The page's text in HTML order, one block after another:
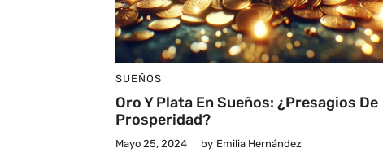
SUEÑOS
Oro Y Plata En Sueños: ¿presagios De
Prosperidad?
Mayo 25, 2024 by Emilia Hernández